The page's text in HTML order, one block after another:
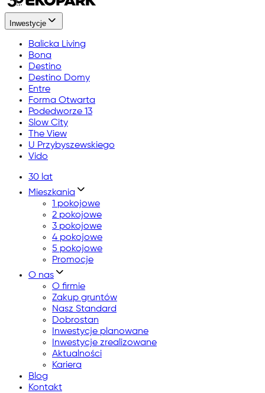
Inwestycje
Balicka Living
Bona
Destino
Destino Domy
Entre
Forma Otwarta
Podedworze 13
Slow City
The View
U Przybyszewskiego
Vido
30 lat
Mieszkania
1 pokojowe
2 pokojowe
3 pokojowe
4 pokojowe
5 pokojowe
Promocje
O nas
O firmie
Zakup gruntów
Nasz Standard
Dobrostan
Inwestycje planowane
Inwestycje zrealizowane
Aktualności
Kariera
Blog
Kontakt